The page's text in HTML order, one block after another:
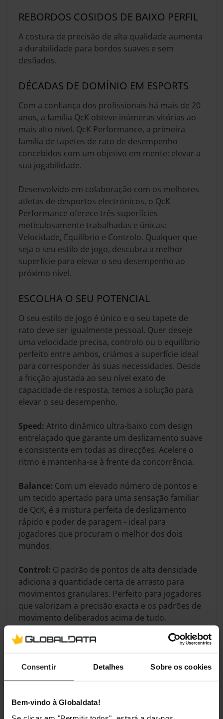
Consentir Detalhes Sobre os cookies
Bem-vindo à Globaldata!
REBORDOS COSIDOS DE BAIXO PERFIL
A costura de precisão de alta qualidade aumenta
a durabilidade para bordos suaves e sem
desfiados.
DÉCADAS DE DOMÍNIO EM ESPORTS
Com a confiança dos profissionais há mais de 20
anos, a família QcK obteve inúmeras vitórias ao
mais alto nível. QcK Performance, a primeira
família de tapetes de rato de desempenho
concebidos com um objetivo em mente: elevar a
sua jogabilidade.
Desenvolvido em colaboração com os melhores
atletas de desportos electrónicos, o QcK
Performance oferece três superfícies
meticulosamente trabalhadas e únicas:
Velocidade, Equilíbrio e Controlo. Qualquer que
seja o seu estilo de jogo, descubra a melhor
superfície para elevar o seu desempenho ao
próximo nível.
ESCOLHA O SEU POTENCIAL
O seu estilo de jogo é único e o seu tapete de
rato deve ser igualmente pessoal. Quer deseje
uma velocidade precisa, controlo ou o equilíbrio
perfeito entre ambos, criámos a superfície ideal
para corresponder às suas necessidades. Desde
a fricção ajustada ao seu nível exato de
capacidade de resposta, temos a solução para
elevar o seu desempenho.
Speed: Atrito dinâmico ultra-baixo com design
entrelaçado que garante um deslizamento suave
e consistente em todas as direcções. Acelere o
ritmo e mantenha-se à frente da concorrência.
Balance: Com um elevado número de pontos e
um tecido apertado para uma sensação familiar
de QcK, é a mistura perfeita de deslizamento
rápido e poder de paragem - ideal para
jogadores que procuram o melhor dos dois
mundos.
Control: O padrão de pontos de alta densidade
adiciona a quantidade certa de arrasto para
movimentos granulares. Perfeito para jogadores
que valorizam a precisão exacta e os padrões de
movimento deliberados acima de tudo.